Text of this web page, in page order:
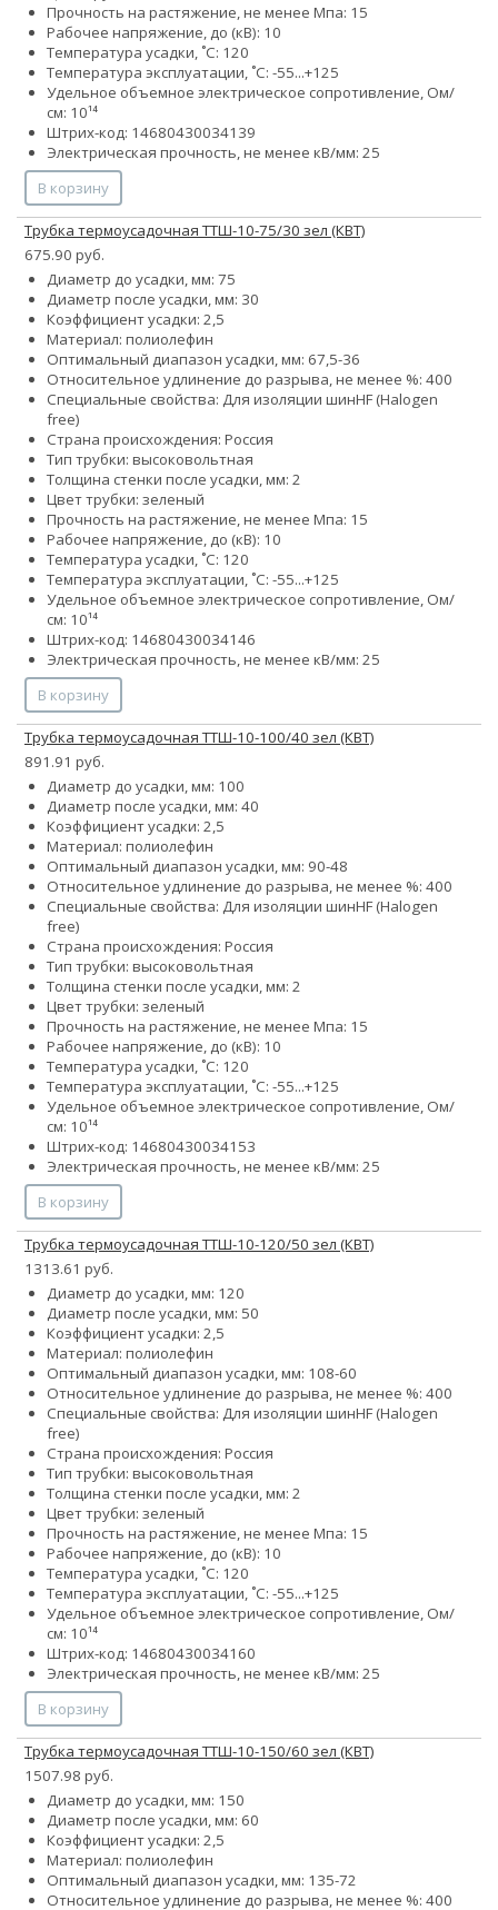
Прочность на растяжение, не менее Мпа: 15
Рабочее напряжение, до (кВ): 10
Температура усадки, ˚С: 120
Температура эксплуатации, ˚С: -55...+125
Удельное объемное электрическое сопротивление, Ом/
см: 10¹⁴
Штрих-код: 14680430034139
Электрическая прочность, не менее кВ/мм: 25
В корзину
Трубка термоусадочная ТТШ-10-75/30 зел (КВТ)
675.90 руб.
Диаметр до усадки, мм: 75
Диаметр после усадки, мм: 30
Коэффициент усадки: 2,5
Материал: полиолефин
Оптимальный диапазон усадки, мм: 67,5-36
Относительное удлинение до разрыва, не менее %: 400
Специальные свойства: Для изоляции шинHF (Halogen
free)
Страна происхождения: Россия
Тип трубки: высоковольтная
Толщина стенки после усадки, мм: 2
Цвет трубки: зеленый
Прочность на растяжение, не менее Мпа: 15
Рабочее напряжение, до (кВ): 10
Температура усадки, ˚С: 120
Температура эксплуатации, ˚С: -55...+125
Удельное объемное электрическое сопротивление, Ом/
см: 10¹⁴
Штрих-код: 14680430034146
Электрическая прочность, не менее кВ/мм: 25
В корзину
Трубка термоусадочная ТТШ-10-100/40 зел (КВТ)
891.91 руб.
Диаметр до усадки, мм: 100
Диаметр после усадки, мм: 40
Коэффициент усадки: 2,5
Материал: полиолефин
Оптимальный диапазон усадки, мм: 90-48
Относительное удлинение до разрыва, не менее %: 400
Специальные свойства: Для изоляции шинHF (Halogen
free)
Страна происхождения: Россия
Тип трубки: высоковольтная
Толщина стенки после усадки, мм: 2
Цвет трубки: зеленый
Прочность на растяжение, не менее Мпа: 15
Рабочее напряжение, до (кВ): 10
Температура усадки, ˚С: 120
Температура эксплуатации, ˚С: -55...+125
Удельное объемное электрическое сопротивление, Ом/
см: 10¹⁴
Штрих-код: 14680430034153
Электрическая прочность, не менее кВ/мм: 25
В корзину
Трубка термоусадочная ТТШ-10-120/50 зел (КВТ)
1313.61 руб.
Диаметр до усадки, мм: 120
Диаметр после усадки, мм: 50
Коэффициент усадки: 2,5
Материал: полиолефин
Оптимальный диапазон усадки, мм: 108-60
Относительное удлинение до разрыва, не менее %: 400
Специальные свойства: Для изоляции шинHF (Halogen
free)
Страна происхождения: Россия
Тип трубки: высоковольтная
Толщина стенки после усадки, мм: 2
Цвет трубки: зеленый
Прочность на растяжение, не менее Мпа: 15
Рабочее напряжение, до (кВ): 10
Температура усадки, ˚С: 120
Температура эксплуатации, ˚С: -55...+125
Удельное объемное электрическое сопротивление, Ом/
см: 10¹⁴
Штрих-код: 14680430034160
Электрическая прочность, не менее кВ/мм: 25
В корзину
Трубка термоусадочная ТТШ-10-150/60 зел (КВТ)
1507.98 руб.
Диаметр до усадки, мм: 150
Диаметр после усадки, мм: 60
Коэффициент усадки: 2,5
Материал: полиолефин
Оптимальный диапазон усадки, мм: 135-72
Относительное удлинение до разрыва, не менее %: 400